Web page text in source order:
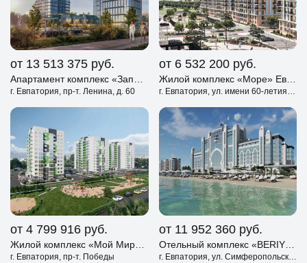
от 13 513 375 руб.
г. Евпатория, пр-т. Ленина, д. 60
от 6 532 200 руб.
Жилой комплекс «Море» Евпатория
от 4 799 916 руб.
Жилой комплекс «Мой Мир» Евпатория
г. Евпатория, пр-т. Победы
от 11 952 360 руб.
Отельный комплекс «BERIY PALACE» Евпатория
г. Евпатория, ул. Симферопольская